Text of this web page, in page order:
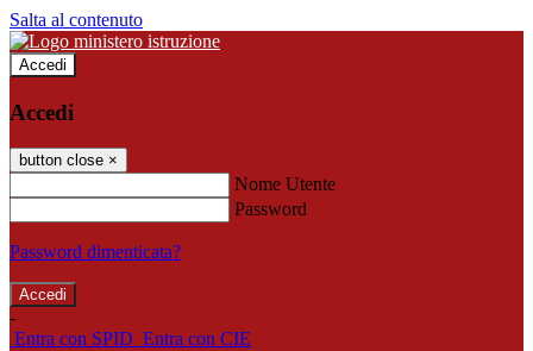
Salta al contenuto
Accedi
Accedi
button close ×
Nome Utente
Password
Password dimenticata?
-
Entra con SPID Entra con CIE